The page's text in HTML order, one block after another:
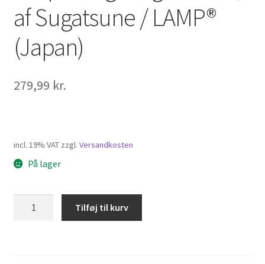
af Sugatsune / LAMP®
(Japan)
279,99 kr.
incl. 19% VAT zzgl. Versandkosten
På lager
Tilføj til kurv